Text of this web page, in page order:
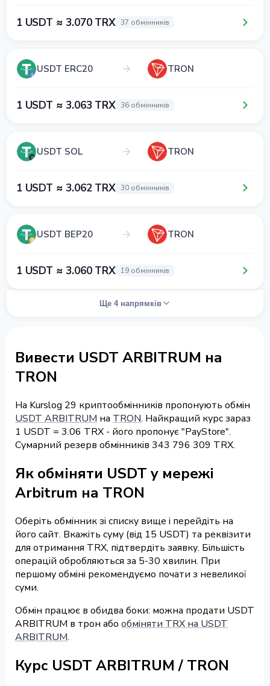
1 USDT ≈ 3.070 TRX 37 обмінників
USDT ERC20 TRON
1 USDT ≈ 3.063 TRX 36 обмінників
USDT SOL TRON
1 USDT ≈ 3.062 TRX 30 обмінників
USDT BEP20 TRON
1 USDT ≈ 3.060 TRX 19 обмінників
Ще 4 напрямків
Вивести USDT ARBITRUM на
TRON
На Kurslog 29 криптообмінників пропонують обмін
USDT ARBITRUM на TRON. Найкращий курс зараз
1 USDT = 3.06 TRX - його пропонує "PayStore".
Сумарний резерв обмінників 343 796 309 TRX.
Як обміняти USDT у мережі
Arbitrum на TRON
Оберіть обмінник зі списку вище і перейдіть на
його сайт. Вкажіть суму (від 15 USDT) та реквізити
для отримання TRX, підтвердіть заявку. Більшість
операцій обробляються за 5-30 хвилин. При
першому обміні рекомендуємо почати з невеликої
суми.
Обмін працює в обидва боки: можна продати USDT
ARBITRUM в трон або обміняти TRX на USDT
ARBITRUM.
Курс USDT ARBITRUM / TRON